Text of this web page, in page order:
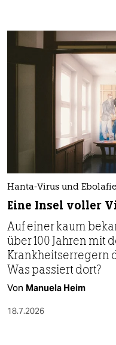
Hanta-Virus und
Eine Insel voller
Auf einer kaum
über 100 Jahren mit
Krankheitserregern
Was passiert dort?
Von Manuela Heim
18.7.2026